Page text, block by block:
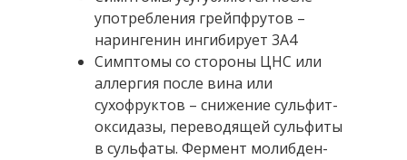
употребления грейпфрутов –
нарингенин ингибирует 3А4
Симптомы со стороны ЦНС или
аллергия после вина или
сухофруктов – снижение сульфит-
оксидазы, переводящей сульфиты
в сульфаты. Фермент молибден-